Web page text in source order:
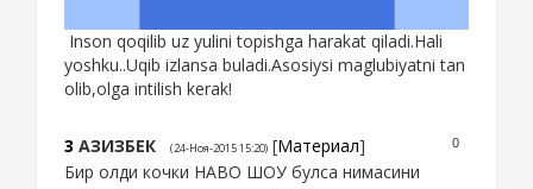
Inson qoqilib uz yulini topishga harakat qiladi.Hali
yoshku..Uqib izlansa buladi.Asosiysi maglubiyatni tan
olib,olga intilish kerak!
0
3 АЗИЗБЕК (24-Ноя-2015 15:20) [Материал]
Бир олди кочки НАВО ШОУ булса нимасини